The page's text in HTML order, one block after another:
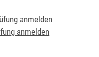
anmelden
anmelden